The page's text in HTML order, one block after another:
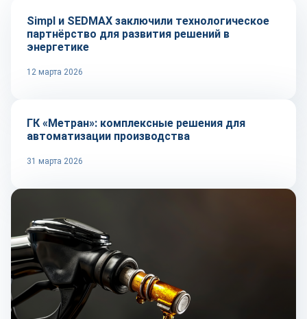
Simpl и SEDMAX заключили технологическое
партнёрство для развития решений в
энергетике
12 марта 2026
Репортаж
ГК «Метран»: комплексные решения для
автоматизации производства
31 марта 2026